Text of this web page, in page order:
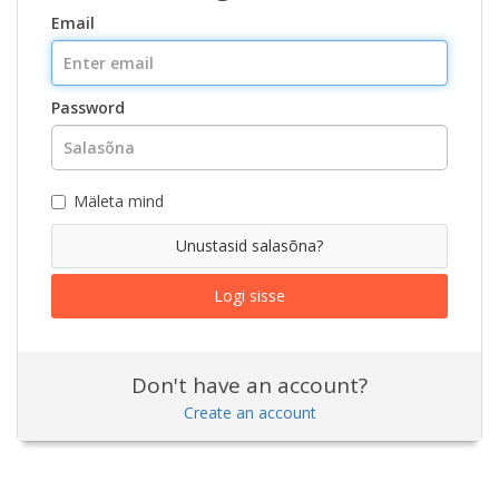
Email
Password
Mäleta mind
Unustasid salasõna?
Don't have an account?
Create an account